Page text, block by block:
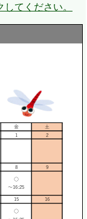
てください。